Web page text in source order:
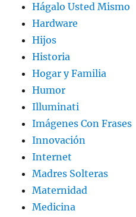
Hágalo Usted Mismo
Hardware
Hijos
Historia
Hogar y Familia
Humor
Illuminati
Imágenes Con Frases
Innovación
Internet
Madres Solteras
Maternidad
Medicina